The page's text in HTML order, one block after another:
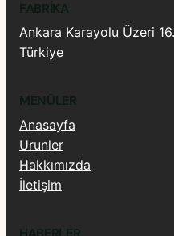
FABRIKA
Ankara Karayolu Üzeri
Türkiye
MENÜLER
Anasayfa
Urunler
Hakkımızda
İletişim